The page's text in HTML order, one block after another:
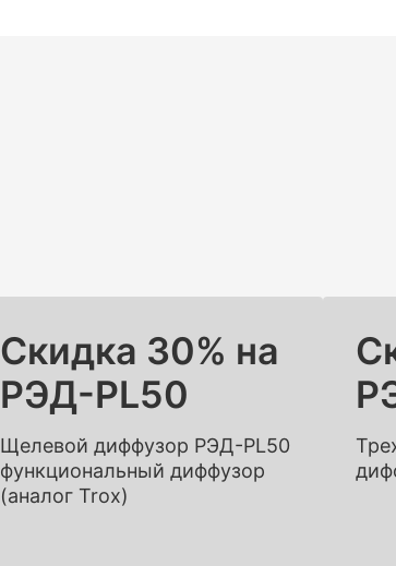
Скидка 30% на
РЭД-PL50
Щелевой диффузор РЭД-PL50
функциональный диффузор
(аналог Trox)